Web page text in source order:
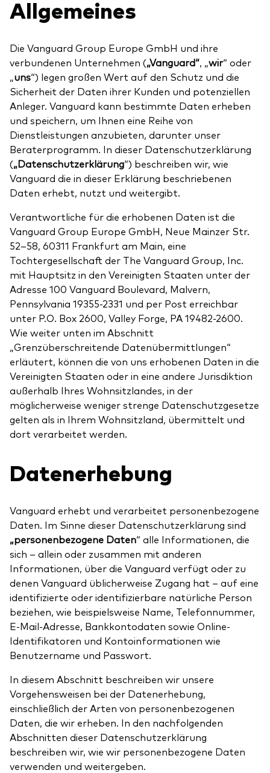
Unser Angebot
Indexfonds
Aktien
Anleihen
Multi-Asset
Im Fokus
Welt-ETFs
Länder-ETFs
LifeStrategy
Ratgeber
ETF-Wissen
Unsere Anlageprinzipien
Über uns
Sicherheit
Kontakt
Allgemeines
Die Vanguard Group Europe GmbH und ihre
verbundenen Unternehmen („Vanguard“, „wir“ oder
„uns“) legen großen Wert auf den Schutz und die
Sicherheit der Daten ihrer Kunden und potenziellen
Anleger. Vanguard kann bestimmte Daten erheben
und speichern, um Ihnen eine Reihe von
Dienstleistungen anzubieten, darunter unser
Beraterprogramm. In dieser Datenschutzerklärung
(„Datenschutzerklärung“) beschreiben wir, wie
Vanguard die in dieser Erklärung beschriebenen
Daten erhebt, nutzt und weitergibt.
Verantwortliche für die erhobenen Daten ist die
Vanguard Group Europe GmbH, Neue Mainzer Str.
52–58, 60311 Frankfurt am Main, eine
Tochtergesellschaft der The Vanguard Group, Inc.
mit Hauptsitz in den Vereinigten Staaten unter der
Adresse 100 Vanguard Boulevard, Malvern,
Pennsylvania 19355-2331 und per Post erreichbar
unter P.O. Box 2600, Valley Forge, PA 19482-2600.
Wie weiter unten im Abschnitt
„Grenzüberschreitende Datenübermittlungen“
erläutert, können die von uns erhobenen Daten in die
Vereinigten Staaten oder in eine andere Jurisdiktion
außerhalb Ihres Wohnsitzlandes, in der
möglicherweise weniger strenge Datenschutzgesetze
gelten als in Ihrem Wohnsitzland, übermittelt und
dort verarbeitet werden.
Datenerhebung
Vanguard erhebt und verarbeitet personenbezogene
Daten. Im Sinne dieser Datenschutzerklärung sind
„personenbezogene Daten“ alle Informationen, die
sich – allein oder zusammen mit anderen
Informationen, über die Vanguard verfügt oder zu
denen Vanguard üblicherweise Zugang hat – auf eine
identifizierte oder identifizierbare natürliche Person
beziehen, wie beispielsweise Name, Telefonnummer,
E-Mail-Adresse, Bankkontodaten sowie Online-
Identifikatoren und Kontoinformationen wie
Benutzername und Passwort.
In diesem Abschnitt beschreiben wir unsere
Vorgehensweisen bei der Datenerhebung,
einschließlich der Arten von personenbezogenen
Daten, die wir erheben. In den nachfolgenden
Abschnitten dieser Datenschutzerklärung
beschreiben wir, wie wir personenbezogene Daten
verwenden und weitergeben.